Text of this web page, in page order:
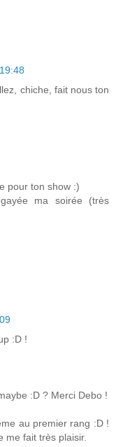
chiche, fait nous ton
pour ton show :)
ma soirée (très
:D !
:D ? Merci Debo !
au premier rang :D !
me fait très plaisir.